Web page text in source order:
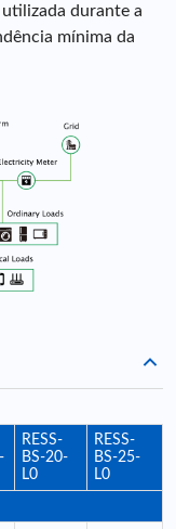
durante a
mínima da
RESS-
BS-20-
L0
RESS-
BS-25-
L0